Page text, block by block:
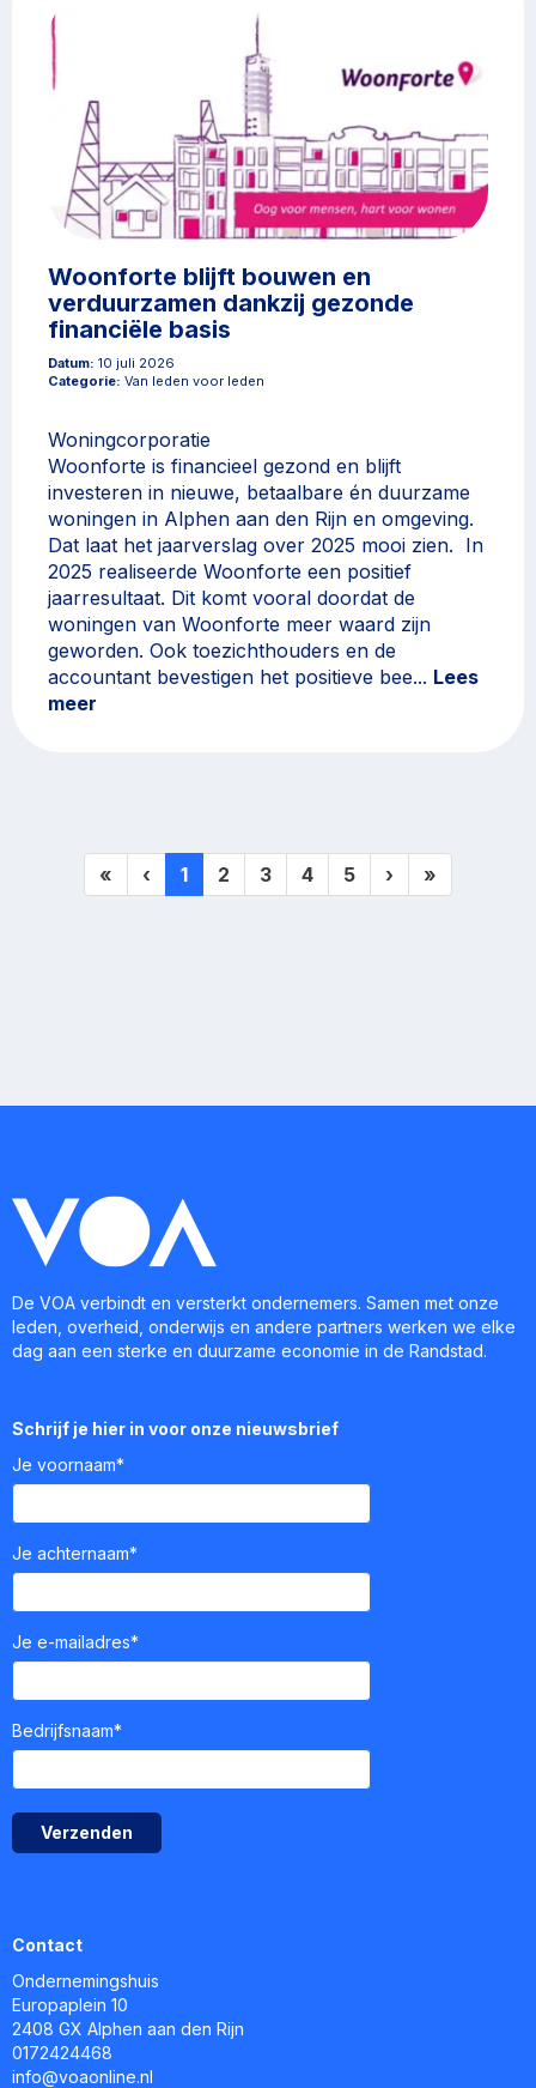
Woonforte blijft bouwen en
verduurzamen dankzij gezonde
financiële basis
Datum: 10 juli 2026
Categorie: Van leden voor leden
Woningcorporatie
Woonforte is financieel gezond en blijft
investeren in nieuwe, betaalbare én duurzame
woningen in Alphen aan den Rijn en omgeving.
Dat laat het jaarverslag over 2025 mooi zien. In
2025 realiseerde Woonforte een positief
jaarresultaat. Dit komt vooral doordat de
woningen van Woonforte meer waard zijn
geworden. Ook toezichthouders en de
accountant bevestigen het positieve bee... Lees
meer
« ‹ 1(huidige)
2 3 4 5 › »
De VOA verbindt en versterkt ondernemers. Samen met onze
leden, overheid, onderwijs en andere partners werken we elke
dag aan een sterke en duurzame economie in de Randstad.
Schrijf je hier in voor onze nieuwsbrief
Je voornaam*
Je achternaam*
Je e-mailadres*
Bedrijfsnaam*
Verzenden
Contact
Ondernemingshuis
Europaplein 10
2408 GX Alphen aan den Rijn
0172424468
ofni@voaonline.nl